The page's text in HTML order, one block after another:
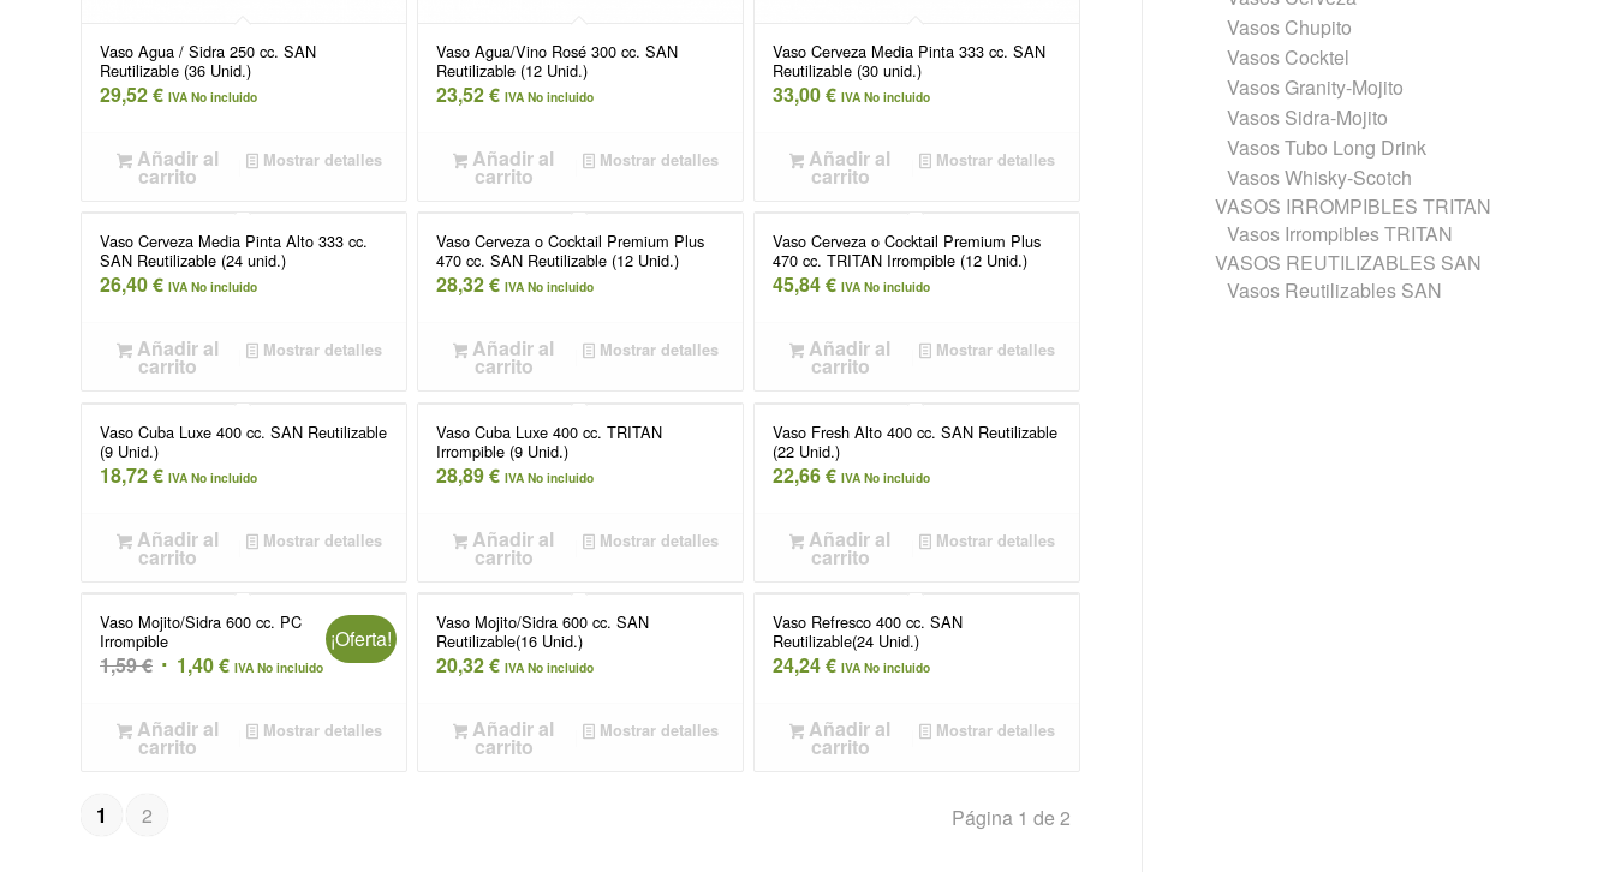
Vaso Agua / Sidra 250 cc. SAN
Reutilizable (36 Unid.)
29,52€ IVA No incluido
Añadir al
carrito
Mostrar detalles
Vaso Agua/Vino Rosé 300 cc. SAN
Reutilizable (12 Unid.)
23,52€ IVA No incluido
Añadir al
carrito
Mostrar detalles
Vaso Cerveza Media Pinta 333 cc. SAN
Reutilizable (30 unid.)
33,00€ IVA No incluido
Añadir al
carrito
Mostrar detalles
Vaso Cerveza Media Pinta Alto 333 cc.
SAN Reutilizable (24 unid.)
26,40€ IVA No incluido
Añadir al
carrito
Mostrar detalles
Vaso Cerveza o Cocktail Premium Plus
470 cc. SAN Reutilizable (12 Unid.)
28,32€ IVA No incluido
Añadir al
carrito
Mostrar detalles
Vaso Cerveza o Cocktail Premium Plus
470 cc. TRITAN Irrompible (12 Unid.)
45,84€ IVA No incluido
Añadir al
carrito
Mostrar detalles
Vaso Cuba Luxe 400 cc. SAN Reutilizable
(9 Unid.)
18,72€ IVA No incluido
Añadir al
carrito
Mostrar detalles
Vaso Cuba Luxe 400 cc. TRITAN
Irrompible (9 Unid.)
28,89€ IVA No incluido
Añadir al
carrito
Mostrar detalles
Vaso Fresh Alto 400 cc. SAN Reutilizable
(22 Unid.)
22,66€ IVA No incluido
Añadir al
carrito
Mostrar detalles
Vaso Mojito/Sidra 600 cc. PC
Irrompible
1,59€ El
original
era:
1,40€El
actual
IVA No incluido
¡Oferta!
Añadir al
carrito
Mostrar detalles
Vaso Mojito/Sidra 600 cc. SAN
Reutilizable(16 Unid.)
20,32€ IVA No incluido
Añadir al
carrito
Mostrar detalles
Vaso Refresco 400 cc. SAN
Reutilizable(24 Unid.)
24,24€ IVA No incluido
Añadir al
carrito
Mostrar detalles
Página 1 de 2
1 2
Vasos Chupito
Vasos Cocktel
Vasos Granity-Mojito
Vasos Sidra-Mojito
Vasos Tubo Long Drink
Vasos Whisky-Scotch
VASOS IRROMPIBLES TRITAN
Vasos Irrompibles TRITAN
VASOS REUTILIZABLES SAN
Vasos Reutilizables SAN